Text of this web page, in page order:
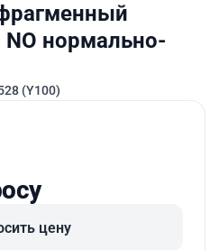
NO нормально-
(Y100)
цену